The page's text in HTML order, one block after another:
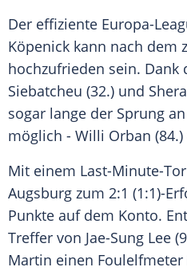
Der effiziente Europa-
Köpenick kann nach dem
hochzufrieden sein. Dank
Siebatcheu (32.) und
sogar lange der Sprung
möglich - Willi Orban
Mit einem Last-Minute-
Augsburg zum 2:1 (1:1)-
Punkte auf dem Konto.
Treffer von Jae-Sung Lee
Martin einen